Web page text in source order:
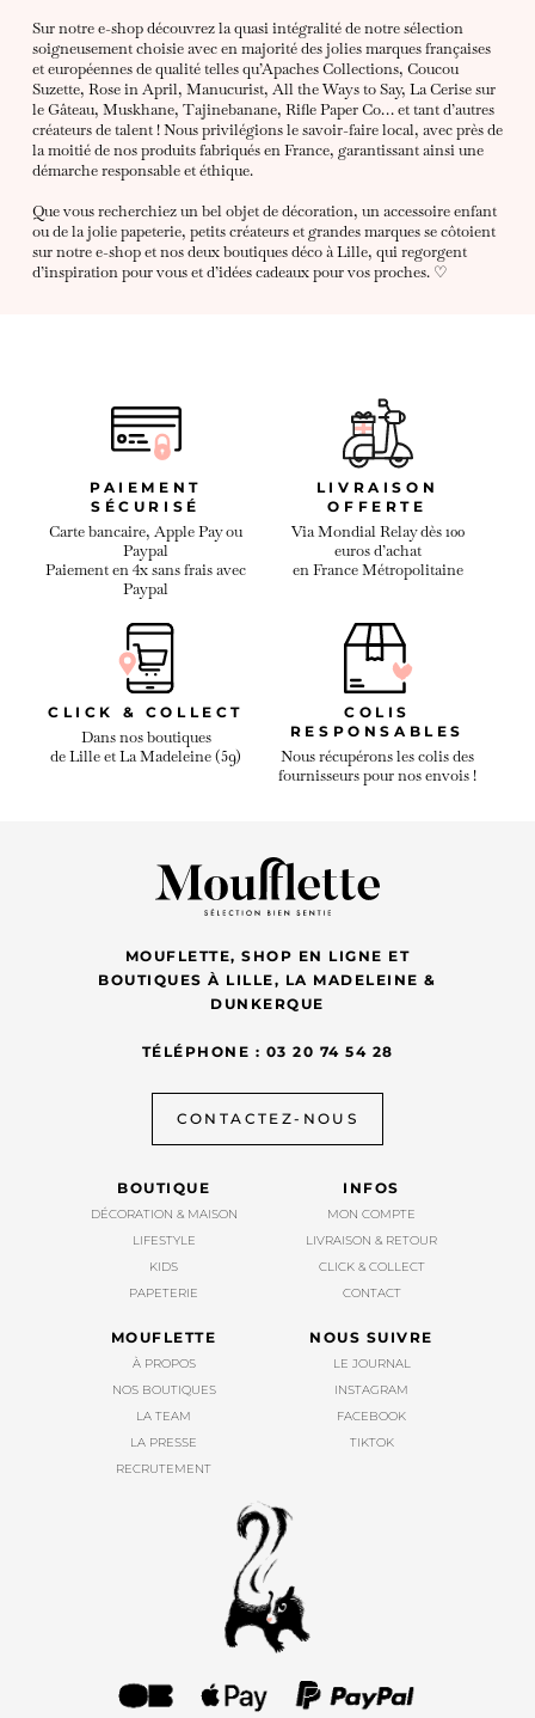
Sur notre e-shop découvrez la quasi intégralité de notre sélection
soigneusement choisie avec en majorité des jolies marques françaises
et européennes de qualité telles qu’Apaches Collections, Coucou
Suzette, Rose in April, Manucurist, All the Ways to Say, La Cerise sur
le Gâteau, Muskhane, Tajinebanane, Rifle Paper Co… et tant d’autres
créateurs de talent ! Nous privilégions le savoir-faire local, avec près de
la moitié de nos produits fabriqués en France, garantissant ainsi une
démarche responsable et éthique.
Que vous recherchiez un bel objet de décoration, un accessoire enfant
ou de la jolie papeterie, petits créateurs et grandes marques se côtoient
sur notre e-shop et nos deux boutiques déco à Lille, qui regorgent
d’inspiration pour vous et d’idées cadeaux pour vos proches. ♡
PAIEMENT
SÉCURISÉ
Carte bancaire, Apple Pay ou
Paypal
Paiement en 4x sans frais avec
Paypal
LIVRAISON
OFFERTE
Via Mondial Relay dès 100
euros d’achat
en France Métropolitaine
CLICK & COLLECT
Dans nos boutiques
de Lille et La Madeleine (59)
COLIS
RESPONSABLES
Nous récupérons les colis des
fournisseurs pour nos envois !
MOUFLETTE, SHOP EN LIGNE ET
BOUTIQUES À LILLE, LA MADELEINE &
DUNKERQUE
TÉLÉPHONE : 03 20 74 54 28
CONTACTEZ-NOUS
BOUTIQUE
DÉCORATION & MAISON
LIFESTYLE
KIDS
PAPETERIE
INFOS
MON COMPTE
LIVRAISON & RETOUR
CLICK & COLLECT
CONTACT
MOUFLETTE
À PROPOS
NOS BOUTIQUES
LA TEAM
LA PRESSE
RECRUTEMENT
NOUS SUIVRE
LE JOURNAL
INSTAGRAM
FACEBOOK
TIKTOK